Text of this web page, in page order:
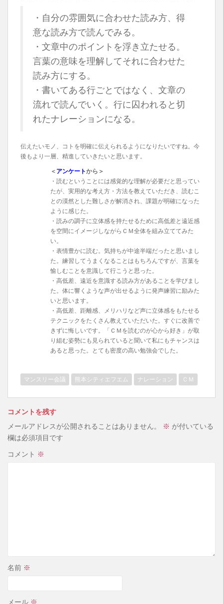
・自分の雰囲気に合わせた読み方、得
意な読み方で読んでみる。
・文章中のポイントを浮き立たせる。
言葉の意味を理解してそれに合わせた
読み方にする。
・書いてある行ごとではなく、文章の
流れで読んでいく。行に囚われると切
れたナレーションになる。
伝えたいモノ、コトを明確に伝えられるようになりたいですね。今
後もより一層、精進していきたいと思います。
＜ アンケートから＞
・読むということには感覚的な理解が必要だと思ってい
たが、実用的な考え方・方法を教えていただき、読むこ
との漠然とした難しさが解消され、課題が明確になった
ように感じた。
・読みの調子に立体感を持たせるために高低差と遠近感
を空間にイメージしながらＣＭ全体を組み立ててみた
い。
・表情豊かに読む。気持ちが中途半端だったと思いまし
た。練習してうまくなることはもちろんですが、言葉を
愉しむことを意識して行こうと思った。
・高低差、遠近を意識する読み方があることを学びまし
た。体に響くような声が出せるように発声練習に励みた
いと思います。
・高低差、距離感、メリハリなど声に立体感をもたせる
テクニックをたくさん教えていただいた。すぐに改善で
きずに悔しいです。「ＣＭを読むのが心から好き」が取
り組む姿勢にも見られていると聞いて私にもチャンスは
あると思った。とても密度の高い勉強会でした。
マンスリー会議 熊本シティエフエム ナレーション ＣＭ
コメントを残す
メールアドレスが公開されることはありません。
※ が付いている
欄は必須項目です
コメント ※
名前 ※
メール ※